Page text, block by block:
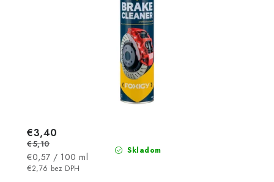
Skladom
€2,76 bez DPH
€3,40
€5,10
Jednotková
cena:
€0,57 / 100 ml